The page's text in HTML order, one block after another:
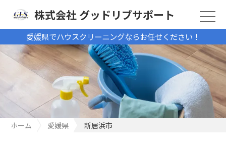
愛媛県でハウスクリーニングならお任せください！
株式会社 グッドリブサポート
ホーム 愛媛県 新居浜市